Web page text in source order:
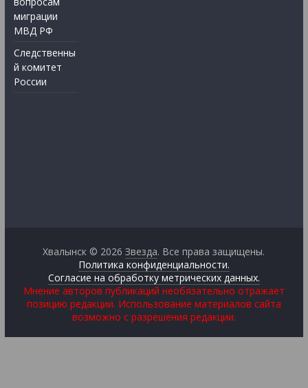
миграции
МВД РФ
Следственны
й комитет
России
Хвалынск © 2026Звезда. Все права защищены.
Политика конфиденциальности.
Согласие на обработку метрических данных.
Мнение авторов публикаций необязательно отражает
позицию редакции. Использование материалов сайта
возможно с разрешения редакции.